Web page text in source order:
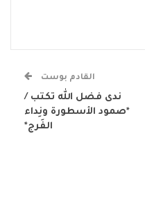
القادم بوست
ندى فضل الله تكتب /
*صمود الأسطورة ونِداء
الفَرج*